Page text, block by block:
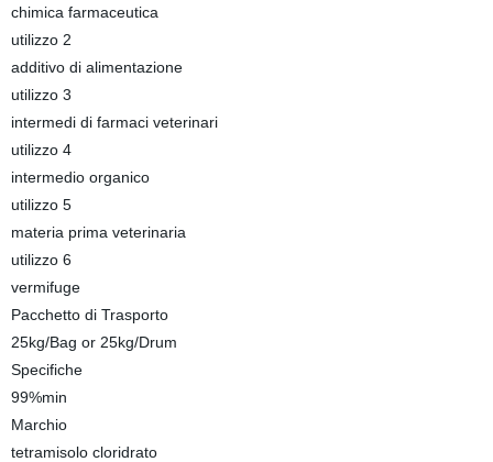
chimica farmaceutica
utilizzo 2
additivo di alimentazione
utilizzo 3
intermedi di farmaci veterinari
utilizzo 4
intermedio organico
utilizzo 5
materia prima veterinaria
utilizzo 6
vermifuge
Pacchetto di Trasporto
25kg/Bag or 25kg/Drum
Specifiche
99%min
Marchio
tetramisolo cloridrato